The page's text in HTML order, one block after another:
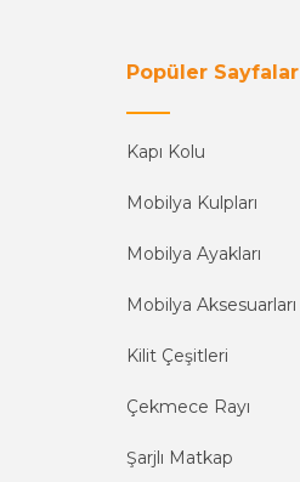
Popüler Sayfalar
Kapı Kolu
Mobilya Kulpları
Mobilya Ayakları
Mobilya Aksesuarları
Kilit Çeşitleri
Çekmece Rayı
Şarjlı Matkap